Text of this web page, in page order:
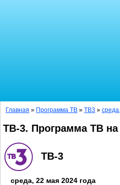
Главная » Программа ТВ » ТВ3 »
ТВ-3. Программа ТВ на
ТВ-3
среда, 22 мая 2024 года